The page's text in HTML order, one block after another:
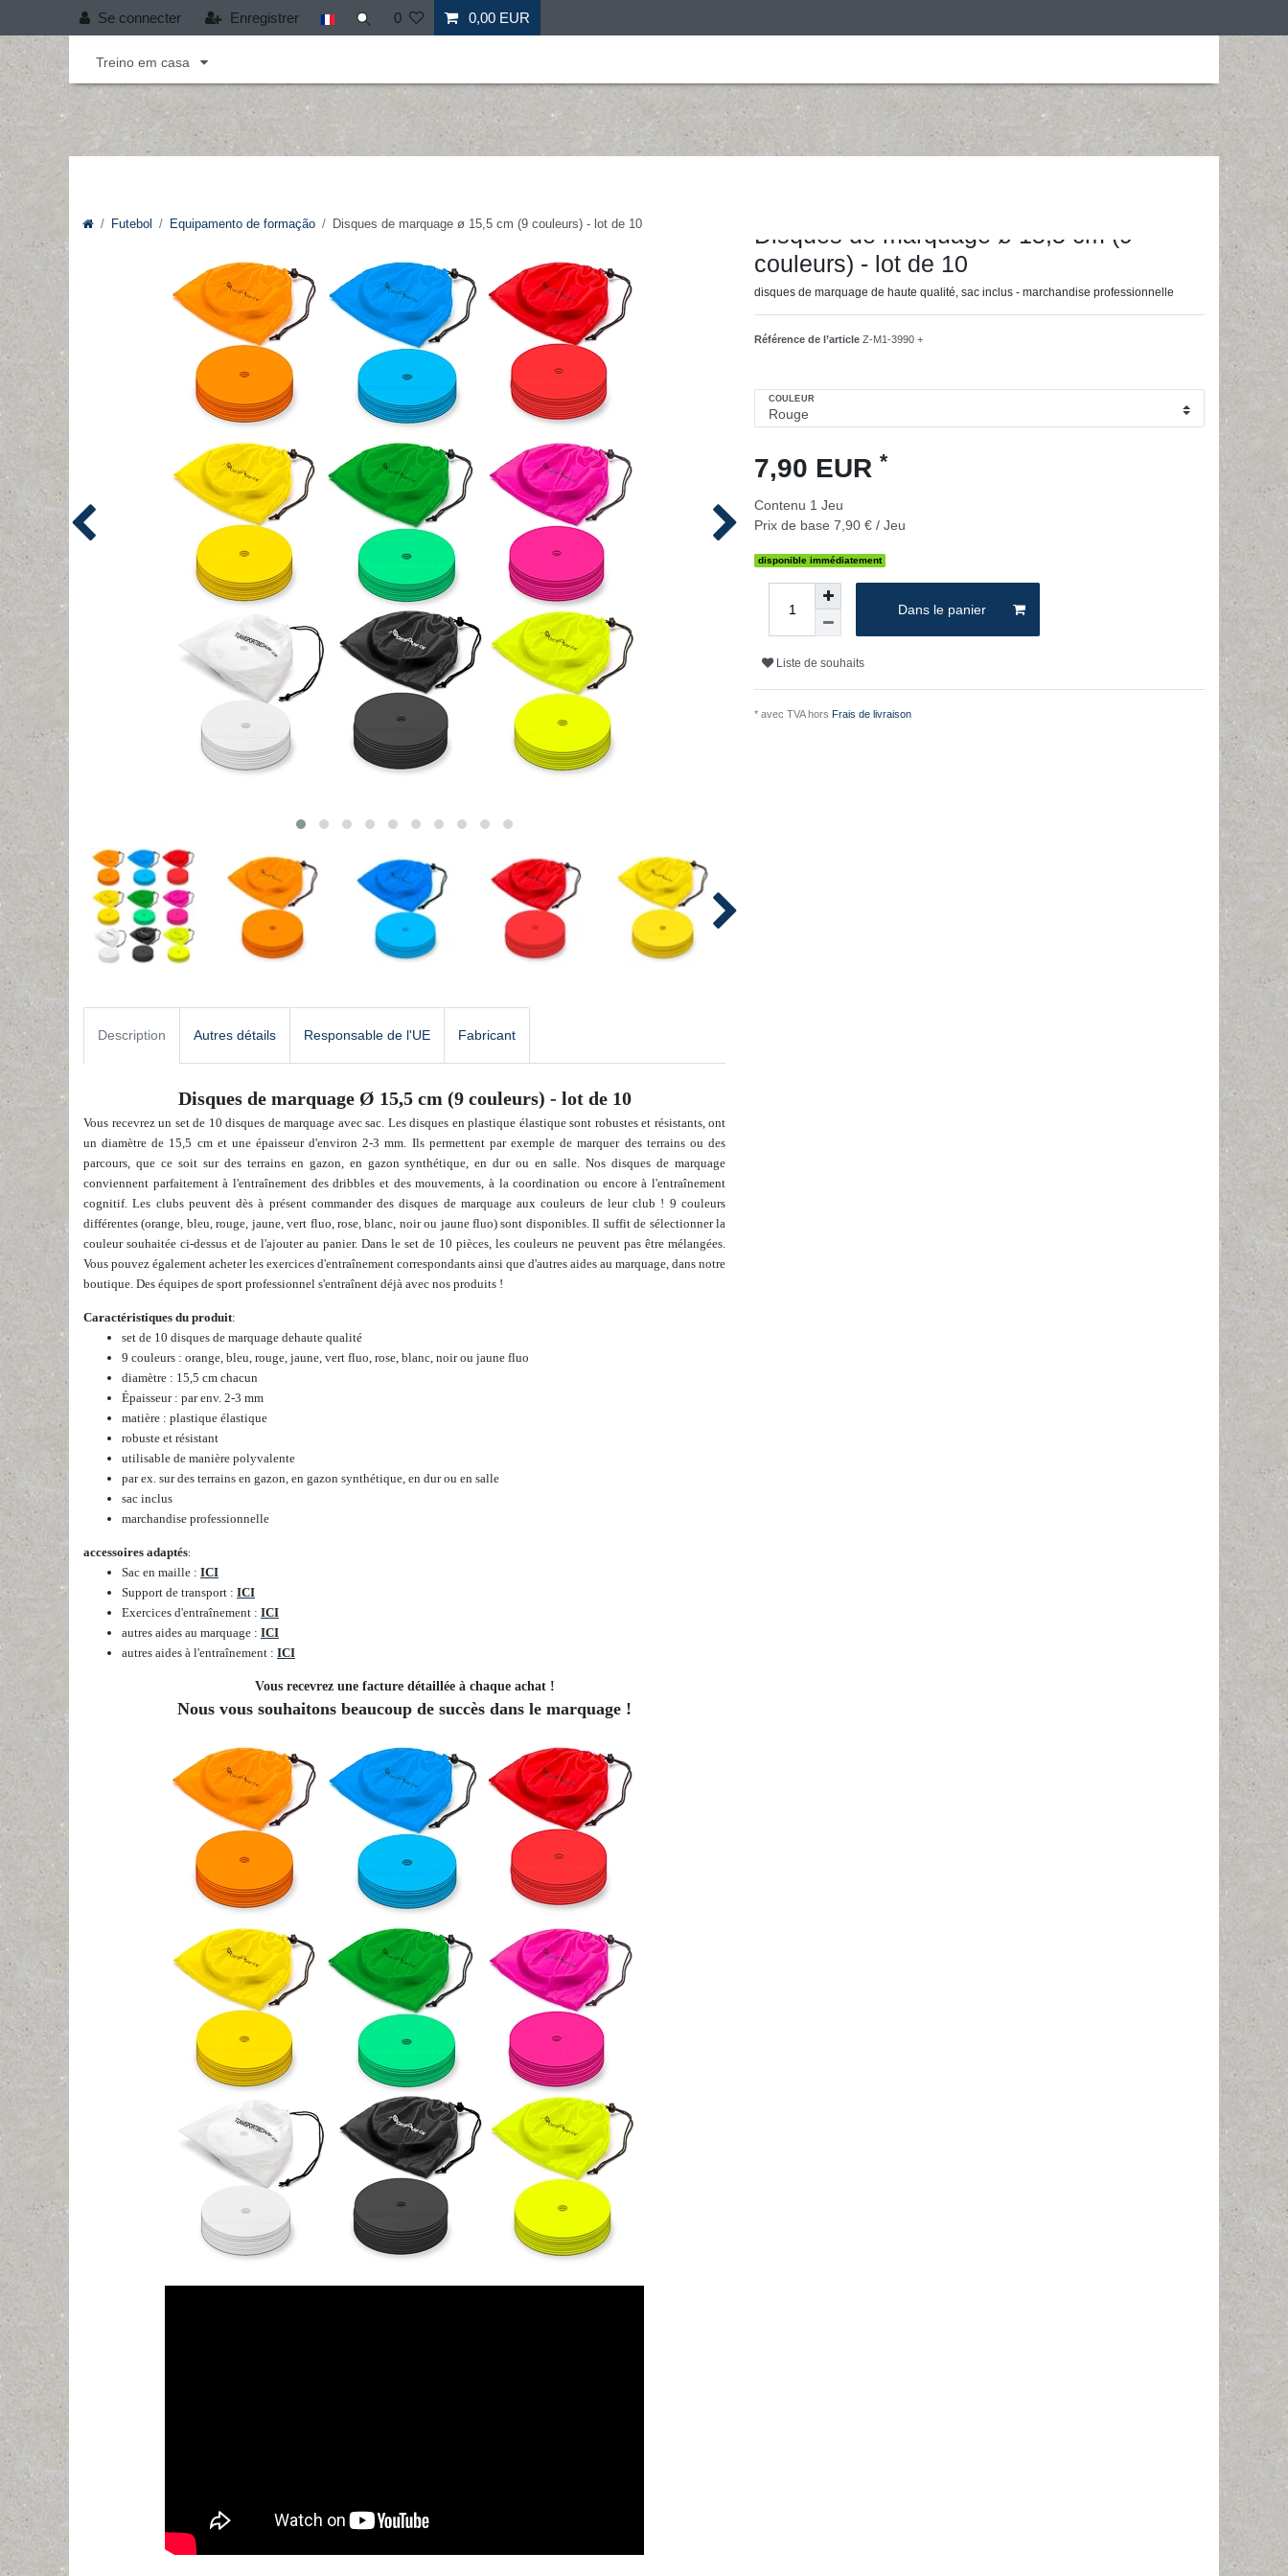
Se connecter Enregistrer 0 0,00 EUR
Andebol Cobertura T-PRO Desporto infantil Fitness
Treino em casa
Futebol Equipamento de formação Disques de marquage ø 15,5 cm (9 couleurs) - lot de 10
Disques de marquage ø 15,5 cm (9
couleurs) - lot de 10
disques de marquage de haute qualité, sac inclus - marchandise professionnelle
Référence de l’article Z-M1-3990 +
COULEUR
7,90 EUR *
Contenu 1 Jeu
Prix de base 7,90 € / Jeu
disponible immédiatement
Dans le panier
Liste de souhaits
* avec TVA hors Frais de livraison
Description Autres détails Responsable de l'UE Fabricant
Disques de marquage Ø 15,5 cm (9 couleurs) - lot de 10
Vous recevrez un set de 10 disques de marquage avec sac. Les disques en plastique élastique sont robustes et résistants, ont
un diamètre de 15,5 cm et une épaisseur d'environ 2-3 mm. Ils permettent par exemple de marquer des terrains ou des
parcours, que ce soit sur des terrains en gazon, en gazon synthétique, en dur ou en salle.Nos disques de marquage
conviennent parfaitement à l'entraînement des dribbles et des mouvements, à la coordination ou encore à l'entraînement
cognitif. Les clubs peuvent dès à présent commander des disques de marquage aux couleurs de leur club ! 9 couleurs
différentes (orange, bleu, rouge, jaune, vert fluo, rose, blanc, noir ou jaune fluo) sont disponibles.Il suffit de sélectionner la
couleur souhaitée ci-dessus et de l'ajouter au panier. Dans le set de 10 pièces, les couleurs ne peuvent pas être mélangées.
Vous pouvez également acheter les exercices d'entraînement correspondants ainsi que d'autres aides au marquage, dans notre
boutique. Des équipes de sport professionnel s'entraînent déjà avec nos produits !
Caractéristiques du produit:
set de 10 disques de marquage dehaute qualité
9 couleurs : orange, bleu, rouge, jaune, vert fluo, rose, blanc, noir ou jaune fluo
diamètre : 15,5 cm chacun
Épaisseur : par env. 2-3 mm
matière : plastique élastique
robuste et résistant
utilisable de manière polyvalente
par ex. sur des terrains en gazon, en gazon synthétique, en dur ou en salle
sac inclus
marchandise professionnelle
accessoires adaptés:
Sac en maille : ICI
Support de transport : ICI
Exercices d'entraînement : ICI
autres aides au marquage : ICI
autres aides à l'entraînement : ICI
Vous recevrez une facture détaillée à chaque achat !
Nous vous souhaitons beaucoup de succès dans le marquage !